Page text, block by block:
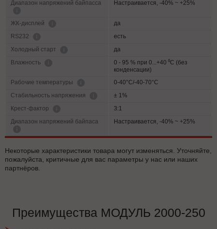
Диапазон напряжений байпасса Настраивается, -40% ~ +25%
ЖК-дисплей
да
RS232
есть
Холодный старт
да
Влажность
0 - 95 % при 0...+40 ⁰С (без
конденсации)
Рабочие температуры
0-40°C/-40-70°C
Cтабильность напряжения
± 1%
Крест-фактор
3:1
Диапазон напряжений байпаса
Настраивается, -40% ~ +25%
Некоторые характеристики товара могут изменяться. Уточняйте,
пожалуйста, критичные для вас параметры у нас или наших
партнёров.
Преимущества МОДУЛЬ 2000-250